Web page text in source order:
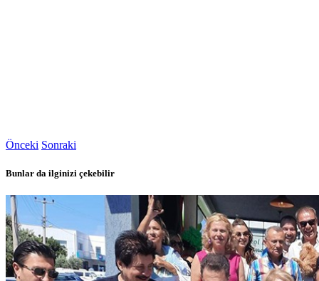
Önceki Sonraki
Bunlar da ilginizi çekebilir